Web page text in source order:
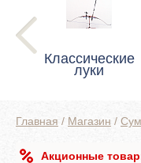
Классические
луки
Главная / Магазин /
Акционные